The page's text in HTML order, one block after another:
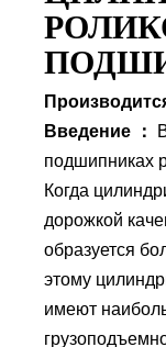
Введение ：
подшипниках
Когда
дорожкой
образуется
этому
имеют
(d)
(D)
Высота (B)
Вес